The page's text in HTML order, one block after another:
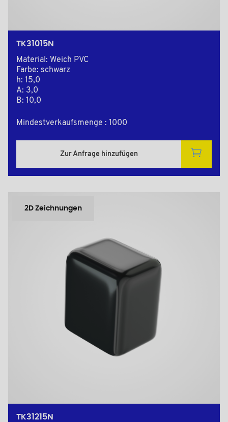
TK31015N
Material: Weich PVC
Farbe: schwarz
h: 15,0
A: 3,0
B: 10,0
Mindestverkaufsmenge : 1000
Zur Anfrage hinzufügen
2D Zeichnungen
TK31215N